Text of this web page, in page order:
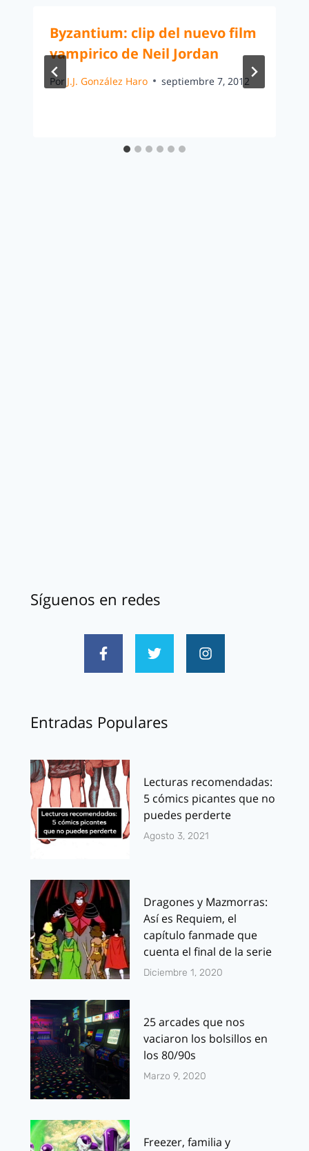
Byzantium: clip del nuevo film
vampirico de Neil Jordan
Por J.J. González Haro septiembre 7, 2012
Síguenos en redes
Entradas Populares
Lecturas recomendadas:
5 cómics picantes que no
puedes perderte
Agosto 3, 2021
Dragones y Mazmorras:
Así es Requiem, el
capítulo fanmade que
cuenta el final de la serie
Diciembre 1, 2020
25 arcades que nos
vaciaron los bolsillos en
los 80/90s
Marzo 9, 2020
Freezer, familia y